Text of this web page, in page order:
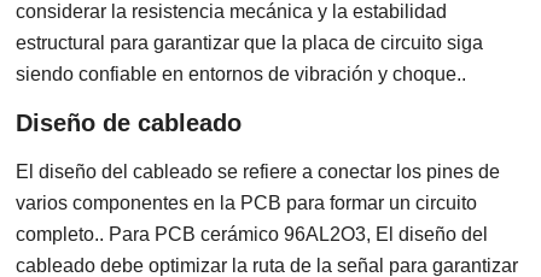
considerar la resistencia mecánica y la estabilidad
estructural para garantizar que la placa de circuito siga
siendo confiable en entornos de vibración y choque..
Diseño de cableado
El diseño del cableado se refiere a conectar los pines de
varios componentes en la PCB para formar un circuito
completo.. Para PCB cerámico 96AL2O3, El diseño del
cableado debe optimizar la ruta de la señal para garantizar